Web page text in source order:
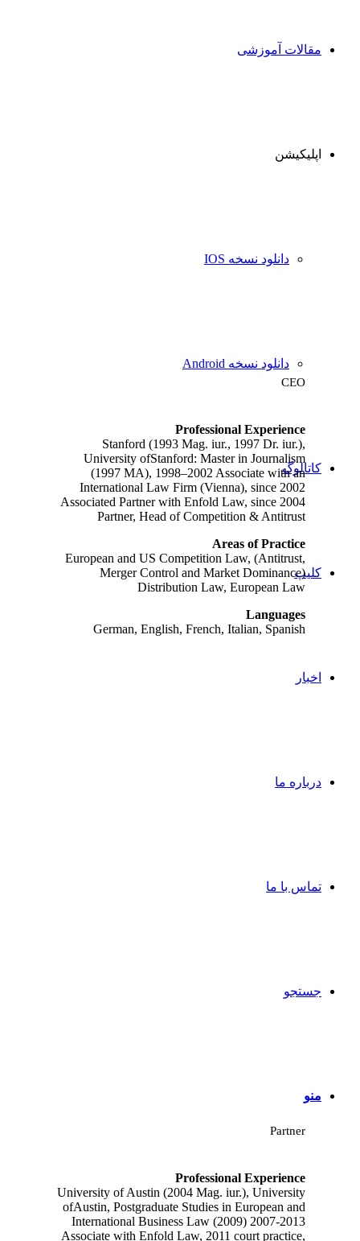
مقالات آموزشی
اپلیکیشن
دانلود نسخه IOS
دانلود نسخه Android
کاتالوگ
کلیپ
اخبار
درباره ما
تماس با ما
جستجو
منو
CEO
Professional Experience
Stanford (1993 Mag. iur., 1997 Dr. iur.),
University ofStanford: Master in Journalism
(1997 MA), 1998–2002 Associate with an
International Law Firm (Vienna), since 2002
Associated Partner with Enfold Law, since 2004
Partner, Head of Competition & Antitrust
Areas of Practice
European and US Competition Law, (Antitrust,
Merger Control and Market Dominance)
Distribution Law, European Law
Languages
German, English, French, Italian, Spanish
Partner
Professional Experience
University of Austin (2004 Mag. iur.), University
ofAustin, Postgraduate Studies in European and
International Business Law (2009) 2007-2013
Associate with Enfold Law, 2011 court practice,